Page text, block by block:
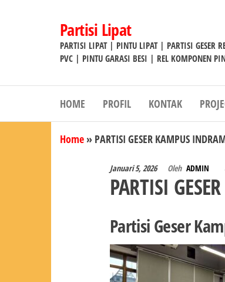
Partisi Lipat
PARTISI LIPAT | PINTU LIPAT | PARTISI GESER
PVC | PINTU GARASI BESI | REL KOMPONEN
HOME PROFIL KONTAK
Home » PARTISI GESER KAMPUS
Januari 5, 2026 Oleh ADMIN
PARTISI
Partisi Geser